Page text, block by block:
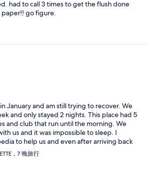
had to call 3 times to get the flush done
go figure.
January and am still trying to recover. We
and only stayed 2 nights. This place had 5
and club that run until the morning. We
us and it was impossible to sleep. I
to help us and even after arriving back
them an email still no response. People
and you can smell it in your room. The
，7 晚旅行